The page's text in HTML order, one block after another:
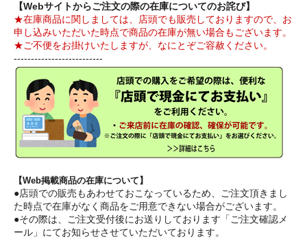
【Webサイトからご注文の際の在庫についてのお詫び】
★在庫商品に関しましては、店頭でも販売しておりますので、お
申し込みいただいた時点で商品の在庫が無い場合もございます。
★ご不便をお掛けいたしますが、なにとぞご容赦ください。
--------------------------
【Web掲載商品の在庫について】
●店頭での販売もあわせておこなっているため、ご注文頂きまし
た時点で在庫がなく商品をご用意できない場合がございます。
●その際は、ご注文受付後にお送りしております「ご注文確認メ
ール」にてお知らせさせていただいております。